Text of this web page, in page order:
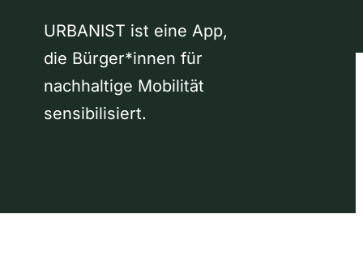
URBANIST ist eine App,
die Bürger*innen für
nachhaltige Mobilität
sensibilisiert.